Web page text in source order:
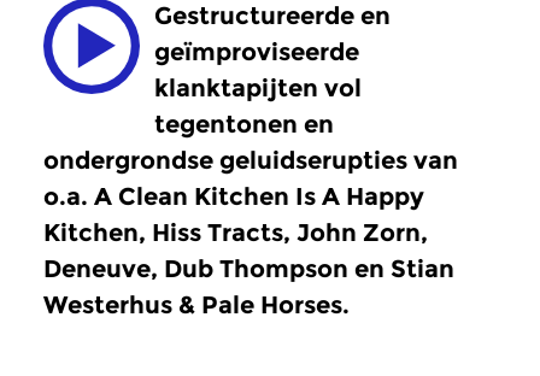
Gestructureerde en
geïmproviseerde
klanktapijten vol
tegentonen en
ondergrondse geluidserupties van
o.a. A Clean Kitchen Is A Happy
Kitchen, Hiss Tracts, John Zorn,
Deneuve, Dub Thompson en Stian
Westerhus & Pale Horses.